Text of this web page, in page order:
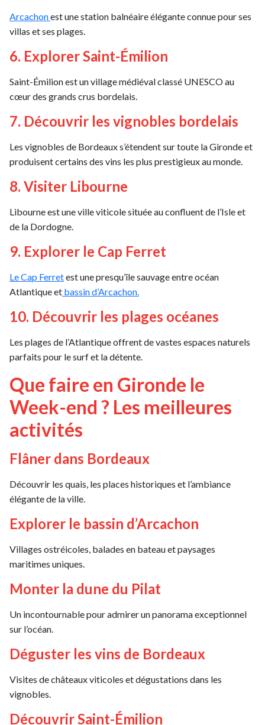
Arcachonest une station balnéaire élégante connue pour ses
villas et ses plages.
6. Explorer Saint-Émilion
Saint-Émilion est un village médiéval classé UNESCO au
cœur des grands crus bordelais.
7. Découvrir les vignobles bordelais
Les vignobles de Bordeaux s’étendent sur toute la Gironde et
produisent certains des vins les plus prestigieux au monde.
8. Visiter Libourne
Libourne est une ville viticole située au confluent de l’Isle et
de la Dordogne.
9. Explorer le Cap Ferret
Le Cap Ferretest une presqu’île sauvage entre océan
Atlantique et bassin d’Arcachon.
10. Découvrir les plages océanes
Les plages de l’Atlantique offrent de vastes espaces naturels
parfaits pour le surf et la détente.
Que faire en Gironde le
Week-end ? Les meilleures
activités
Flâner dans Bordeaux
Découvrir les quais, les places historiques et l’ambiance
élégante de la ville.
Explorer le bassin d’Arcachon
Villages ostréicoles, balades en bateau et paysages
maritimes uniques.
Monter la dune du Pilat
Un incontournable pour admirer un panorama exceptionnel
sur l’océan.
Déguster les vins de Bordeaux
Visites de châteaux viticoles et dégustations dans les
vignobles.
Découvrir Saint-Émilion